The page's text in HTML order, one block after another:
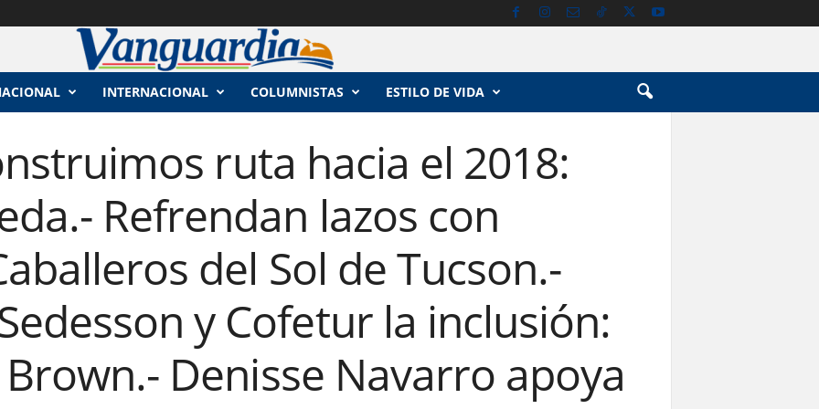
INTERNACIONAL COLUMNISTAS ESTILO DE VIDA
ruta hacia el 2018:
Refrendan lazos con
del Sol de Tucson.-
y Cofetur la inclusión:
Denisse Navarro apoya